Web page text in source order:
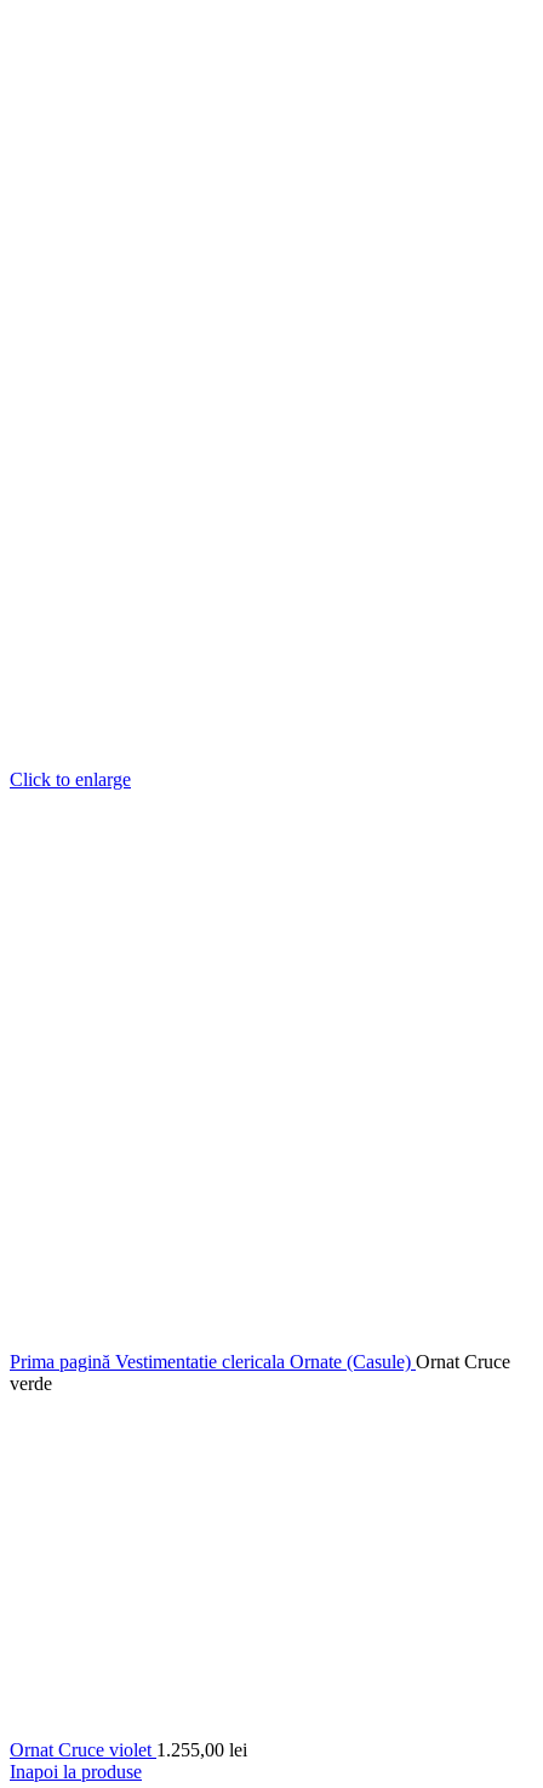
Click to enlarge
Prima pagină Vestimentatie clericala Ornate (Casule) Ornat Cruce
verde
Ornat Cruce violet 1.255,00 lei
Inapoi la produse